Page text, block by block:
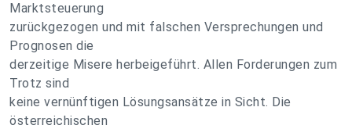
Marktsteuerung
zurückgezogen und mit falschen Versprechungen und
Prognosen die
derzeitige Misere herbeigeführt. Allen Forderungen zum
Trotz sind
keine vernünftigen Lösungsansätze in Sicht. Die
österreichischen